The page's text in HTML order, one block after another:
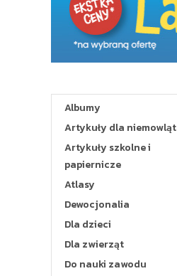
Albumy
Artykuły dla niemowląt
Artykuły szkolne i
papiernicze
Atlasy
Dewocjonalia
Dla dzieci
Dla zwierząt
Do nauki zawodu